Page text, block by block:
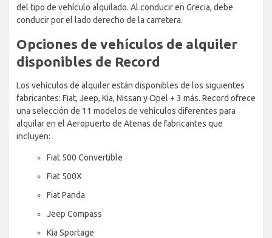
del tipo de vehículo alquilado. Al conducir en Grecia, debe
conducir por el lado derecho de la carretera.
Opciones de vehículos de alquiler
disponibles de Record
Los vehículos de alquiler están disponibles de los siguientes
fabricantes: Fiat, Jeep, Kia, Nissan y Opel + 3 más. Record ofrece
una selección de 11 modelos de vehículos diferentes para
alquilar en el Aeropuerto de Atenas de fabricantes que
incluyen:
Fiat 500 Convertible
Fiat 500X
Fiat Panda
Jeep Compass
Kia Sportage